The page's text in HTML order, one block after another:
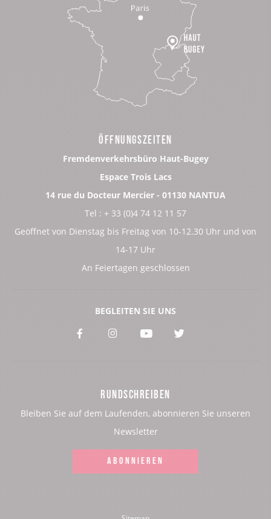
ÖFFNUNGSZEITEN
Fremdenverkehrsbüro Haut-Bugey
Espace Trois Lacs
14 rue du Docteur Mercier - 01130 NANTUA
Tel : + 33 (0)4 74 12 11 57
Geöffnet von Dienstag bis Freitag von 10-12.30 Uhr und von
14-17 Uhr
An Feiertagen geschlossen
BEGLEITEN SIE UNS
Voir
Facebook
Voir
Instagram
Voir
Youtube
Voir
RUNDSCHREIBEN
Bleiben Sie auf dem Laufenden, abonnieren Sie unseren
Newsletter
ABONNIEREN